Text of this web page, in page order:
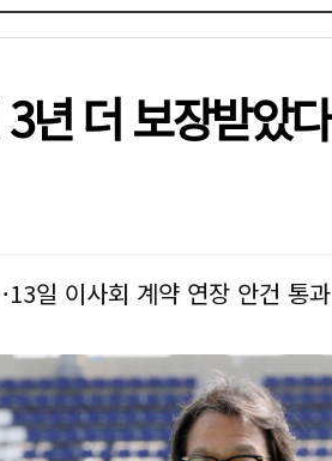
년 더 보장받았다
일 이사회 계약 연장 안건 통과